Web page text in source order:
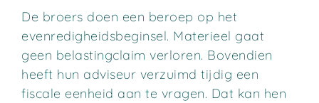
De broers doen een beroep op het
evenredigheidsbeginsel. Materieel gaat
geen belastingclaim verloren. Bovendien
heeft hun adviseur verzuimd tijdig een
fiscale eenheid aan te vragen. Dat kan hen